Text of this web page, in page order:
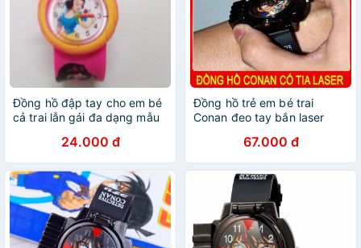
Đồng hồ đập tay cho em bé
cả trai lẫn gái đa dạng mẫu
24.000 đ
Đồng hồ trẻ em bé trai
Conan đeo tay bắn laser
67.000 đ